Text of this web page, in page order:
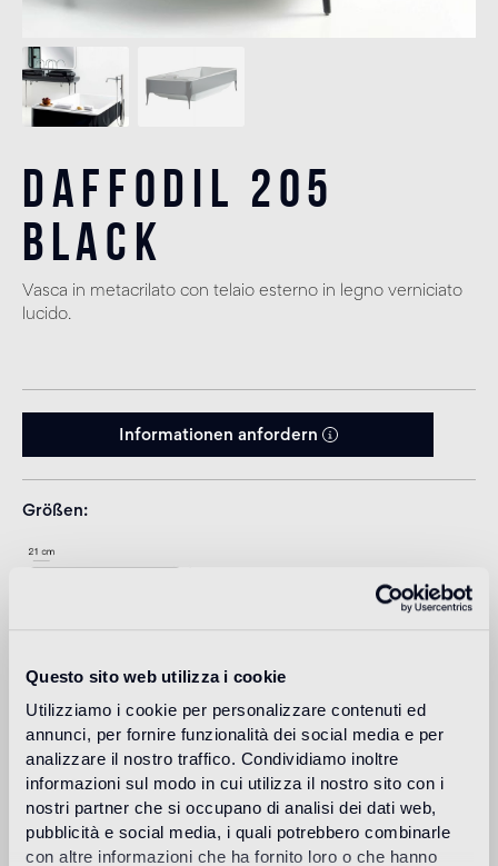
Questo sito web utilizza i cookie
Utilizziamo i cookie per personalizzare contenuti ed
annunci, per fornire funzionalità dei social media e per
analizzare il nostro traffico. Condividiamo inoltre
informazioni sul modo in cui utilizza il nostro sito con i
nostri partner che si occupano di analisi dei dati web,
pubblicità e social media, i quali potrebbero combinarle
con altre informazioni che ha fornito loro o che hanno
Daffodil 205
Black
Vasca in metacrilato con telaio esterno in legno verniciato
lucido.
Informationen anfordern
Größen
Download